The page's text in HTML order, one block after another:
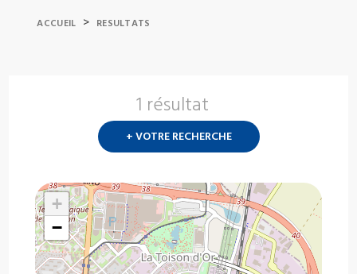
ACCUEIL > RESULTATS
1 résultat
+ VOTRE RECHERCHE
+
−